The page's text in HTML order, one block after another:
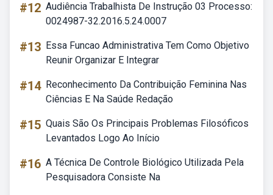
#12 Audiência Trabalhista De Instrução 03 Processo:
0024987-32.2016.5.24.0007
#13 Essa Funcao Administrativa Tem Como Objetivo
Reunir Organizar E Integrar
#14 Reconhecimento Da Contribuição Feminina Nas
Ciências E Na Saúde Redação
#15 Quais São Os Principais Problemas Filosóficos
Levantados Logo Ao Início
#16 A Técnica De Controle Biológico Utilizada Pela
Pesquisadora Consiste Na